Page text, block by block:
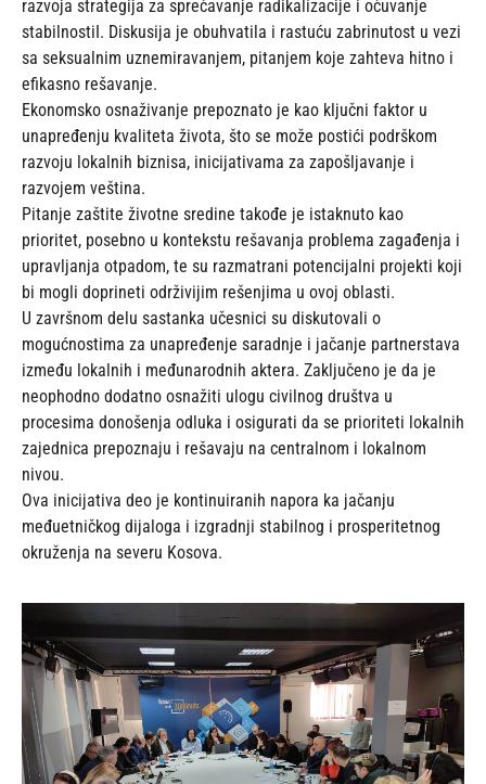
razvoja strategija za sprečavanje radikalizacije i očuvanje
stabilnostiI. Diskusija je obuhvatila i rastuću zabrinutost u vezi
sa seksualnim uznemiravanjem, pitanjem koje zahteva hitno i
efikasno rešavanje.
Ekonomsko osnaživanje prepoznato je kao ključni faktor u
unapređenju kvaliteta života, što se može postići podrškom
razvoju lokalnih biznisa, inicijativama za zapošljavanje i
razvojem veština.
Pitanje zaštite životne sredine takođe je istaknuto kao
prioritet, posebno u kontekstu rešavanja problema zagađenja i
upravljanja otpadom, te su razmatrani potencijalni projekti koji
bi mogli doprineti održivijim rešenjima u ovoj oblasti.
U završnom delu sastanka učesnici su diskutovali o
mogućnostima za unapređenje saradnje i jačanje partnerstava
između lokalnih i međunarodnih aktera. Zaključeno je da je
neophodno dodatno osnažiti ulogu civilnog društva u
procesima donošenja odluka i osigurati da se prioriteti lokalnih
zajednica prepoznaju i rešavaju na centralnom i lokalnom
nivou.
Ova inicijativa deo je kontinuiranih napora ka jačanju
međuetničkog dijaloga i izgradnji stabilnog i prosperitetnog
okruženja na severu Kosova.